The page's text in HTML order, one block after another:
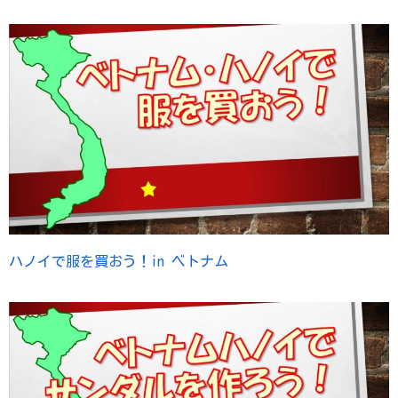
ハノイで服を買おう！in ベトナム